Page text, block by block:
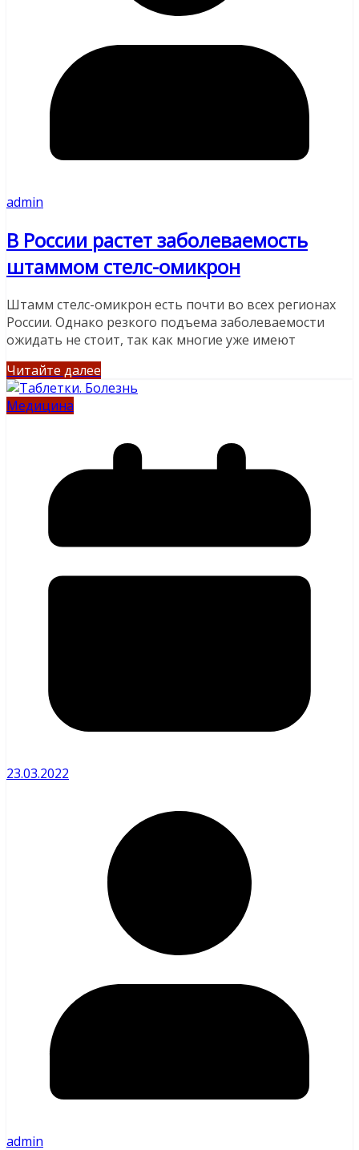
admin
В России растет заболеваемость
штаммом стелс-омикрон
Штамм стелс-омикрон есть почти во всех регионах
России. Однако резкого подъема заболеваемости
ожидать не стоит, так как многие уже имеют
Читайте далее
Медицина
23.03.2022
admin